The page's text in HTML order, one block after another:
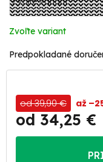
Zvoľte variant
od 39,90 € až
od 34,25 €
Jednotková